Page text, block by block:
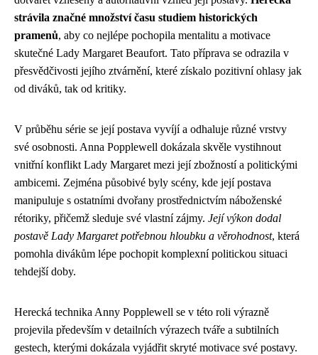
strávila značné množství času studiem historických
pramenů, aby co nejlépe pochopila mentalitu a motivace
skutečné Lady Margaret Beaufort. Tato příprava se odrazila v
přesvědčivosti jejího ztvárnění, které získalo pozitivní ohlasy jak
od diváků, tak od kritiky.
V průběhu série se její postava vyvíjí a odhaluje různé vrstvy
své osobnosti. Anna Popplewell dokázala skvěle vystihnout
vnitřní konflikt Lady Margaret mezi její zbožností a politickými
ambicemi. Zejména působivé byly scény, kde její postava
manipuluje s ostatními dvořany prostřednictvím náboženské
rétoriky, přičemž sleduje své vlastní zájmy. Její výkon dodal
postavě Lady Margaret potřebnou hloubku a věrohodnost, která
pomohla divákům lépe pochopit komplexní politickou situaci
tehdejší doby.
Herecká technika Anny Popplewell se v této roli výrazně
projevila především v detailních výrazech tváře a subtilních
gestech, kterými dokázala vyjádřit skryté motivace své postavy.